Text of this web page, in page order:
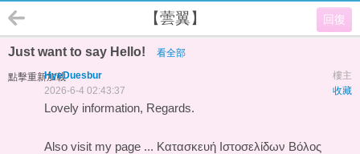
回復
【蕓翼】
Just want to say Hello! 看全部
點擊重新加載 樓主
HyeDuesbur
收藏
2026-6-4 02:43:37
Lovely information, Regards.
Also visit my page ... Κατασκευή Ιστοσελίδων Βόλος